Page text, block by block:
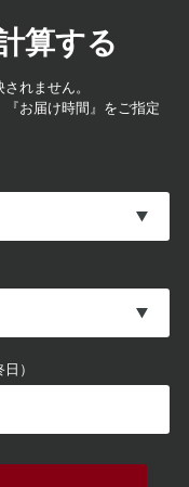
算する
れません。
お届け時間』をご指定
）